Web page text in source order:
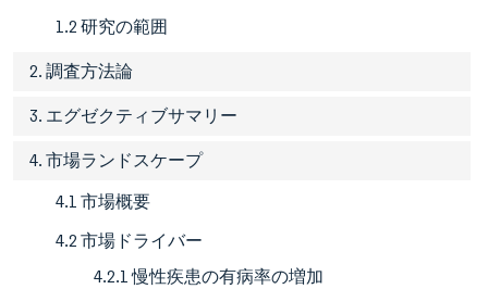
1.2 研究の範囲
2. 調査方法論
3. エグゼクティブサマリー
4. 市場ランドスケープ
4.1 市場概要
4.2 市場ドライバー
4.2.1 慢性疾患の有病率の増加